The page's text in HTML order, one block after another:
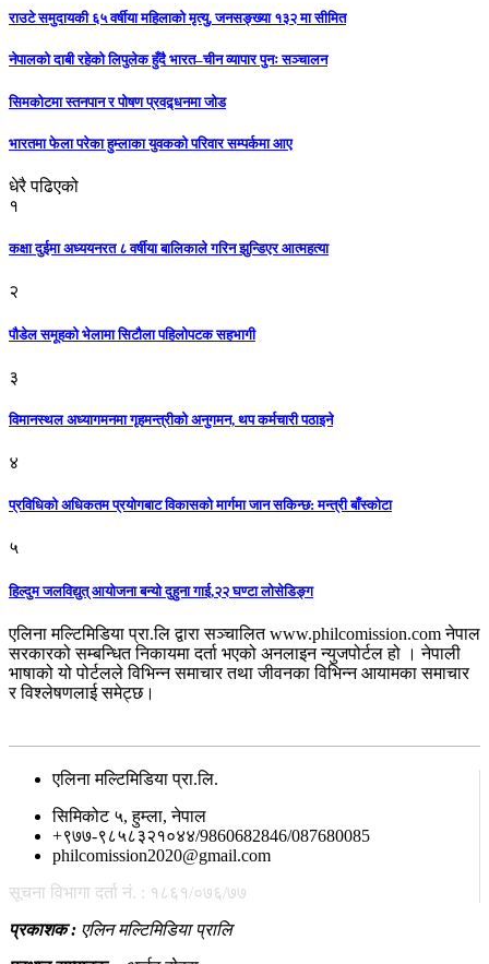
राउटे समुदायकी ६५ वर्षीया महिलाको मृत्यु, जनसङ्ख्या १३२ मा सीमित
नेपालको दाबी रहेको लिपुलेक हुँदै भारत–चीन व्यापार पुनः सञ्चालन
सिमकोटमा स्तनपान र पोषण प्रवद्र्धनमा जोड
भारतमा फेला परेका हुम्लाका युवकको परिवार सम्पर्कमा आए
धेरै पढिएको
१
कक्षा दुईमा अध्ययनरत ८ वर्षीया बालिकाले गरिन झुन्डिएर आत्महत्या
२
पौडेल समूहको भेलामा सिटौला पहिलोपटक सहभागी
३
विमानस्थल अध्यागमनमा गृहमन्त्रीको अनुगमन, थप कर्मचारी पठाइने
४
प्रविधिको अधिकतम प्रयोगबाट विकासको मार्गमा जान सकिन्छ: मन्त्री बाँस्कोटा
५
हिल्दुम जलविद्युत् आयोजना बन्यो दुहुना गाई,२२ घण्टा लोसेडिङ्ग
एलिना मल्टिमिडिया प्रा.लि द्वारा सञ्चालित www.philcomission.com नेपाल
सरकारको सम्बन्धित निकायमा दर्ता भएको अनलाइन न्युजपोर्टल हो । नेपाली
भाषाको यो पोर्टलले विभिन्न समाचार तथा जीवनका विभिन्न आयामका समाचार
र विश्लेषणलाई समेट्छ।
एलिना मल्टिमिडिया प्रा.लि.
सिमिकोट ५, हुम्ला, नेपाल
+९७७-९८५८३२१०४४/9860682846/087680085
philcomission2020@gmail.com
सूचना विभागा दर्ता नं. : १८६१/०७६/७७
प्रकाशक : एलिन मल्टिमिडिया प्रालि